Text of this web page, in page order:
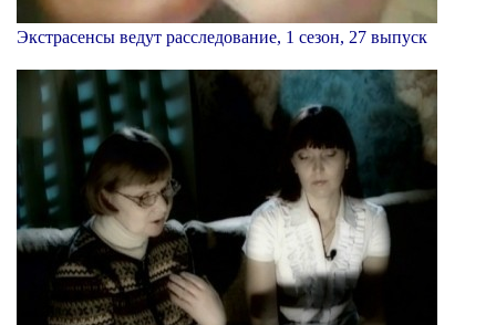
Экстрасенсы ведут расследование, 1 сезон, 27 выпуск